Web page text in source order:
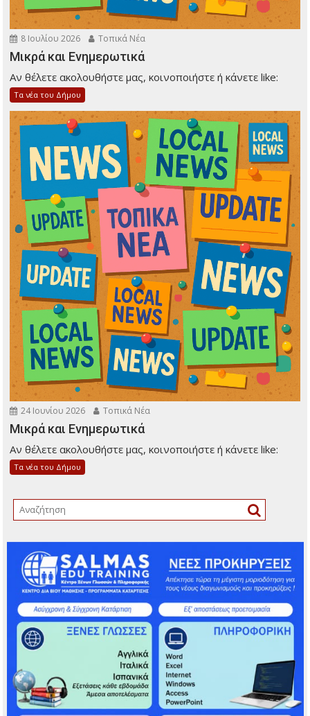
8 Ιουλίου 2026 Τοπικά Νέα
Μικρά και Ενημερωτικά
Αν θέλετε ακολουθήστε μας, κοινοποιήστε ή κάνετε like:
Τα νέα του Δήμου
24 Ιουνίου 2026 Τοπικά Νέα
Μικρά και Ενημερωτικά
Αν θέλετε ακολουθήστε μας, κοινοποιήστε ή κάνετε like:
Τα νέα του Δήμου